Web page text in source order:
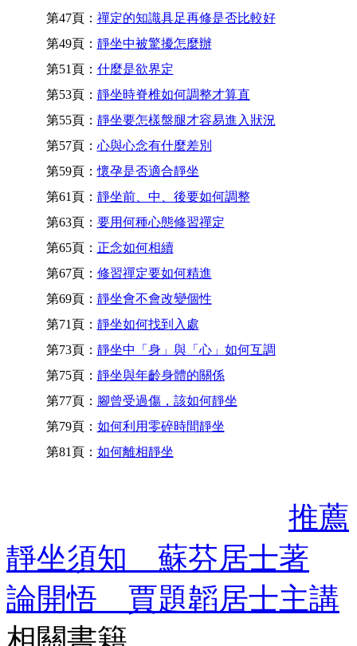
第47頁： 禪定的知識具足再修是否比較好
第49頁： 靜坐中被驚擾怎麼辦
第51頁： 什麼是欲界定
第53頁： 靜坐時脊椎如何調整才算直
第55頁： 靜坐要怎樣盤腿才容易進入狀況
第57頁： 心與心念有什麼差別
第59頁：懷孕是否適合靜坐
第61頁： 靜坐前、中、後要如何調整
第63頁： 要用何種心態修習禪定
第65頁： 正念如何相續
第67頁： 修習禪定要如何精進
第69頁： 靜坐會不會改變個性
第71頁： 靜坐如何找到入處
第73頁： 靜坐中「身」與「心」如何互調
第75頁： 靜坐與年齡身體的關係
第77頁： 腳曾受過傷，該如何靜坐
第79頁： 如何利用零碎時間靜坐
第81頁： 如何離相靜坐
推薦
靜坐須知 蘇芬居士著
論開悟 賈題韜居士主講